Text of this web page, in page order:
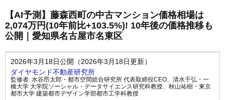
【AI予測】藤森西町の中古マンション価格相場は
2,074万円(10年前比+103.5%)! 10年後の価格推移も
公開｜愛知県名古屋市名東区
2026年3月18日公開（2026年3月18日更新）
ダイヤモンド不動産研究所
監修者: 水谷昂太郎・都市空間総合研究所 代表取締役CEO、 清水千弘・一
橋大学 大学院ソーシャル・データサイエンス研究科教授、 秋山祐樹・東京
都市大学 建築都市デザイン学部都市工学科教授